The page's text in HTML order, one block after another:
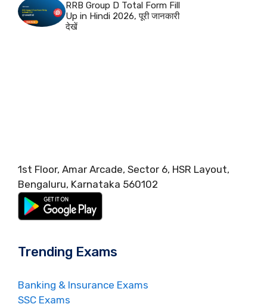
RRB Group D Total Form Fill
Up in Hindi 2026, पूरी जानकारी
देखें
1st Floor, Amar Arcade, Sector 6, HSR Layout,
Bengaluru, Karnataka 560102
Trending Exams
Banking & Insurance Exams
SSC Exams